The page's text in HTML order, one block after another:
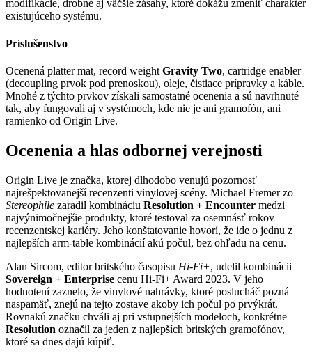
modifikácie, drobné aj väčšie zásahy, ktoré dokážu zmeniť charakter
existujúceho systému.
Príslušenstvo
Ocenená platter mat, record weight Gravity Two, cartridge enabler
(decoupling prvok pod prenoskou), oleje, čistiace prípravky a káble.
Mnohé z týchto prvkov získali samostatné ocenenia a sú navrhnuté
tak, aby fungovali aj v systémoch, kde nie je ani gramofón, ani
ramienko od Origin Live.
Ocenenia a hlas odbornej verejnosti
Origin Live je značka, ktorej dlhodobo venujú pozornosť
najrešpektovanejší recenzenti vinylovej scény. Michael Fremer zo
Stereophile zaradil kombináciu Resolution + Encounter medzi
najvýnimočnejšie produkty, ktoré testoval za osemnásť rokov
recenzentskej kariéry. Jeho konštatovanie hovorí, že ide o jednu z
najlepších arm-table kombinácií akú počul, bez ohľadu na cenu.
Alan Sircom, editor britského časopisu Hi-Fi+, udelil kombinácii
Sovereign + Enterprise cenu Hi-Fi+ Award 2023. V jeho
hodnotení zaznelo, že vinylové nahrávky, ktoré poslucháč pozná
naspamäť, znejú na tejto zostave akoby ich počul po prvýkrát.
Rovnakú značku chváli aj pri vstupnejších modeloch, konkrétne
Resolution označil za jeden z najlepších britských gramofónov,
ktoré sa dnes dajú kúpiť.